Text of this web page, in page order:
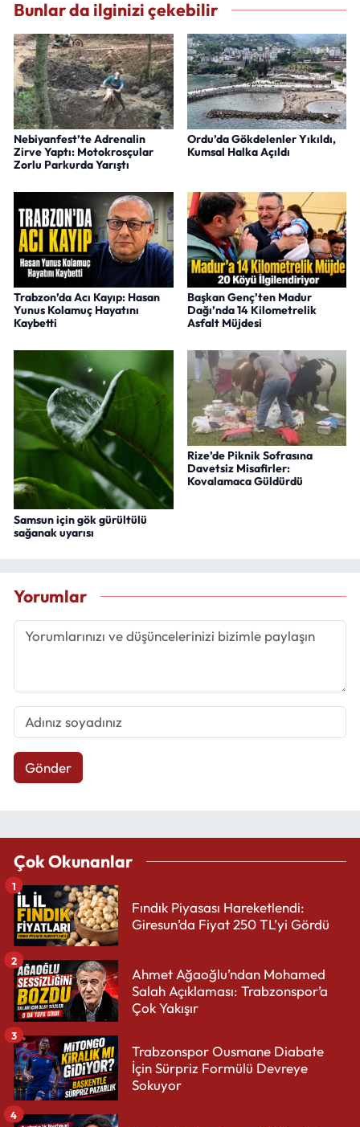
Bunlar da ilginizi çekebilir
Nebiyanfest’te Adrenalin
Zirve Yaptı: Motokrosçular
Zorlu Parkurda Yarıştı
Ordu’da Gökdelenler Yıkıldı,
Kumsal Halka Açıldı
Trabzon’da Acı Kayıp: Hasan
Yunus Kolamuç Hayatını
Kaybetti
Başkan Genç’ten Madur
Dağı’nda 14 Kilometrelik
Asfalt Müjdesi
Samsun için gök gürültülü
sağanak uyarısı
Rize’de Piknik Sofrasına
Davetsiz Misafirler:
Kovalamaca Güldürdü
Yorumlar
Gönder
Çok Okunanlar
Fındık Piyasası Hareketlendi:
Giresun’da Fiyat 250 TL’yi Gördü
1
Ahmet Ağaoğlu’ndan Mohamed
Salah Açıklaması: Trabzonspor’a
Çok Yakışır
2
Trabzonspor Ousmane Diabate
İçin Sürpriz Formülü Devreye
Sokuyor
3
4